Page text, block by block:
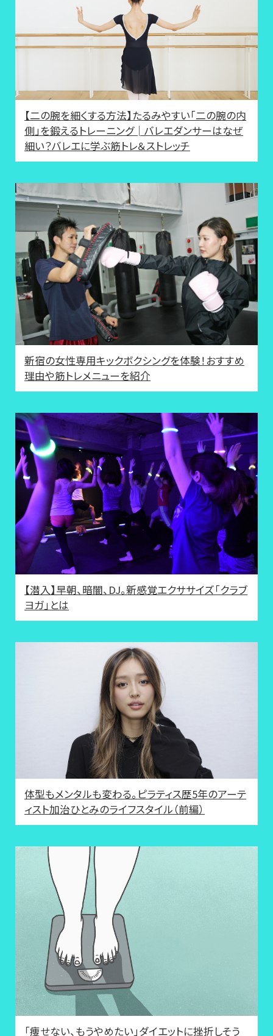
【二の腕を細くする方法】たるみやすい「二の腕の内
側」を鍛えるトレーニング│バレエダンサーはなぜ
細い？バレエに学ぶ筋トレ＆ストレッチ
新宿の女性専用キックボクシングを体験！おすすめ
理由や筋トレメニューを紹介
【潜入】早朝、暗闇、DJ。新感覚エクササイズ「クラブ
ヨガ」とは
体型もメンタルも変わる。ピラティス歴5年のアーテ
ィスト加治ひとみのライフスタイル（前編）
「痩せない、もうやめたい」ダイエットに挫折しそう